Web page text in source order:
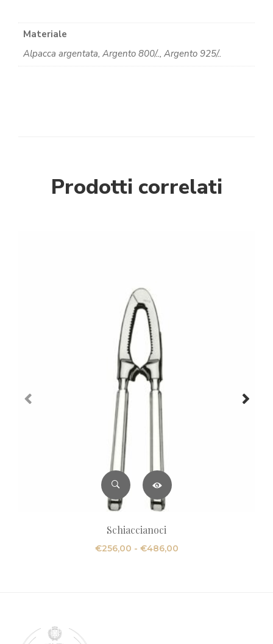
Materiale
Alpacca argentata, Argento 800/.., Argento 925/..
Prodotti correlati
Schiaccianoci
€256,00 - €486,00Fascia